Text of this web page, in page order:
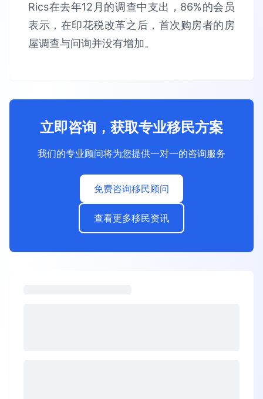
Rics在去年12月的调查中支出，86%的会员
表示，在印花税改革之后，首次购房者的房
屋调查与问询并没有增加。
立即咨询，获取专业移民方案
我们的专业顾问将为您提供一对一的咨询服务
免费咨询移民顾问
查看更多移民资讯